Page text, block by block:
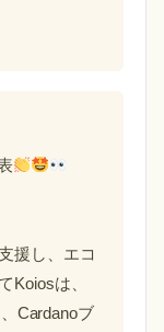
援し、エコ
Koiosは、
Cardanoブ